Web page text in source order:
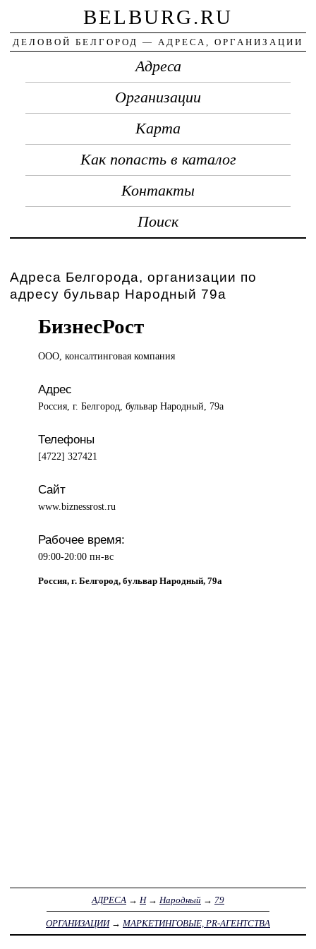
BELBURG.RU
ДЕЛОВОЙ БЕЛГОРОД — АДРЕСА, ОРГАНИЗАЦИИ
Адреса
Организации
Карта
Как попасть в каталог
Контакты
Поиск
Адреса Белгорода, организации по
адресу бульвар Народный 79а
БизнесРост
ООО, консалтинговаякомпания
Адрес
Россия, г. Белгород, бульвар Народный, 79а
Телефоны
[4722] 327421
Сайт
www.biznessrost.ru
Рабочее время:
09:00-20:00 пн-вс
Россия, г. Белгород, бульвар Народный, 79а
АДРЕСА → Н→ Народный → 79
ОРГАНИЗАЦИИ→ МАРКЕТИНГОВЫЕ, PR-АГЕНТСТВА